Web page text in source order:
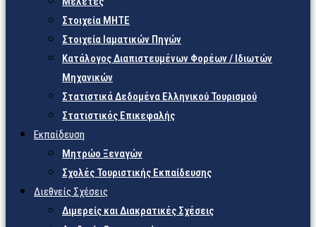
Στοιχεία ΜΗΤΕ
Στοιχεία Ιαματικών Πηγών
Κατάλογος Διαπιστευμένων Φορέων / Ιδιωτών
Μηχανικών
Στατιστικά Δεδομένα Ελληνικού Τουρισμού
Στατιστικός Επικεφαλής
Εκπαίδευση
Μητρώο Ξεναγών
Σχολές Τουριστικής Εκπαίδευσης
Διεθνείς Σχέσεις
Διμερείς και Διακρατικές Σχέσεις